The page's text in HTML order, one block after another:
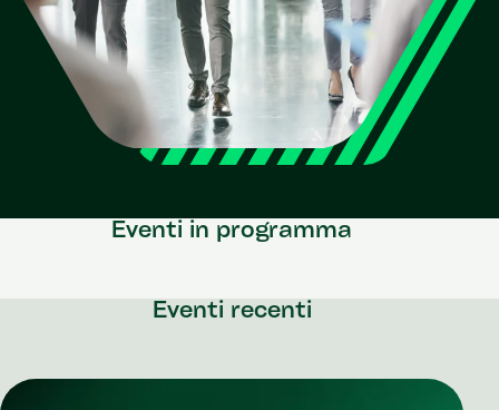
Eventi in programma
Eventi recenti